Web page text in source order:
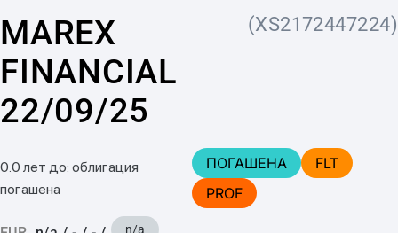
MAREX
FINANCIAL
22/09/25
(XS2172447224)
0.0 лет до: облигация
погашена
ПОГАШЕНА
FLT
PROF
n/a